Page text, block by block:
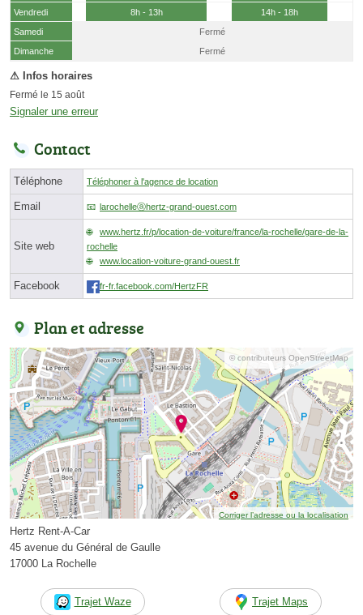
Vendredi
8h - 13h
14h - 18h
Samedi
(15 août)
Fermé
Dimanche
Fermé
Fermé le 15 août
Signaler une erreur
Contact
Téléphone Téléphoner à l'agence de location
Email larochelleⓐhertz-grand-ouest.com
Site web
www.hertz.fr/p/location-de-voiture/france/la-rochelle/gare-de-la-
rochelle
www.location-voiture-grand-ouest.fr
Facebook fr-fr.facebook.com/HertzFR
Plan et adresse
© contributeurs OpenStreetMap
Corriger l’adresse ou la localisation
Hertz Rent-A-Car
45 avenue du Général de Gaulle
17000 La Rochelle
Trajet Waze Trajet Maps